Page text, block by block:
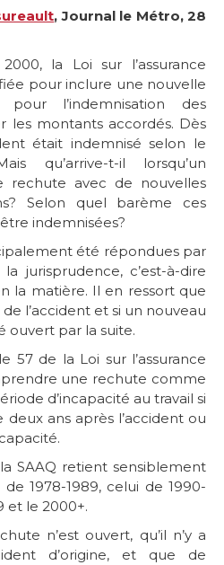
, Journal le Métro, 28
la Loi sur l’assurance
pour inclure une nouvelle
l’indemnisation des
les montants accordés. Dès
était indemnisé selon le
qu’arrive-t-il lorsqu’un
rechute avec de nouvelles
Selon quel barème ces
indemnisées?
été répondues par
jurisprudence, c’est-à-dire
la matière. Il en ressort que
l’accident et si un nouveau
ouvert par la suite.
57 de la Loi sur l’assurance
une rechute comme
d’incapacité au travail si
ans après l’accident ou
SAAQ retient sensiblement
1978-1989, celui de 1990-
et le 2000+.
n’est ouvert, qu’il n’y a
d’origine, et que de